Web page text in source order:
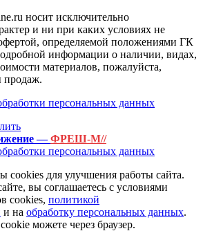
носит исключительно
и ни при каких условиях не
определяемой положениями ГК
информации о наличии, видах,
материалов, пожалуйста,
продаж.
персональных данных
—ФРЕШ-М//
персональных данных
для улучшения работы сайта.
вы соглашаетесь с условиями
cookies, политикой
и на обработку персональных данных.
можете через браузер.